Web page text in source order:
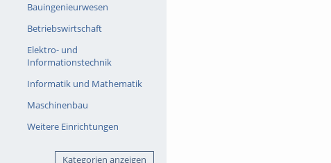
Bauingenieurwesen
Betriebswirtschaft
Elektro- und
Informationstechnik
Informatik und Mathematik
Maschinenbau
Weitere Einrichtungen
Kategorien anzeigen